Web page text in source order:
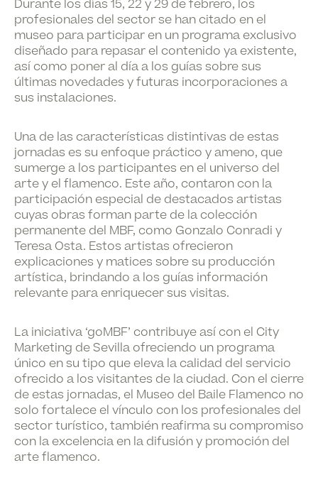
Durante los días 15, 22 y 29 de febrero, los
profesionales del sector se han citado en el
museo para participar en un programa exclusivo
diseñado para repasar el contenido ya existente,
así como poner al día a los guías sobre sus
últimas novedades y futuras incorporaciones a
sus instalaciones.
Una de las características distintivas de estas
jornadas es su enfoque práctico y ameno, que
sumerge a los participantes en el universo del
arte y el flamenco. Este año, contaron con la
participación especial de destacados artistas
cuyas obras forman parte de la colección
permanente del MBF, como Gonzalo Conradi y
Teresa Osta. Estos artistas ofrecieron
explicaciones y matices sobre su producción
artística, brindando a los guías información
relevante para enriquecer sus visitas.
La iniciativa ‘goMBF’ contribuye así con el City
Marketing de Sevilla ofreciendo un programa
único en su tipo que eleva la calidad del servicio
ofrecido a los visitantes de la ciudad. Con el cierre
de estas jornadas, el Museo del Baile Flamenco no
solo fortalece el vínculo con los profesionales del
sector turístico, también reafirma su compromiso
con la excelencia en la difusión y promoción del
arte flamenco.